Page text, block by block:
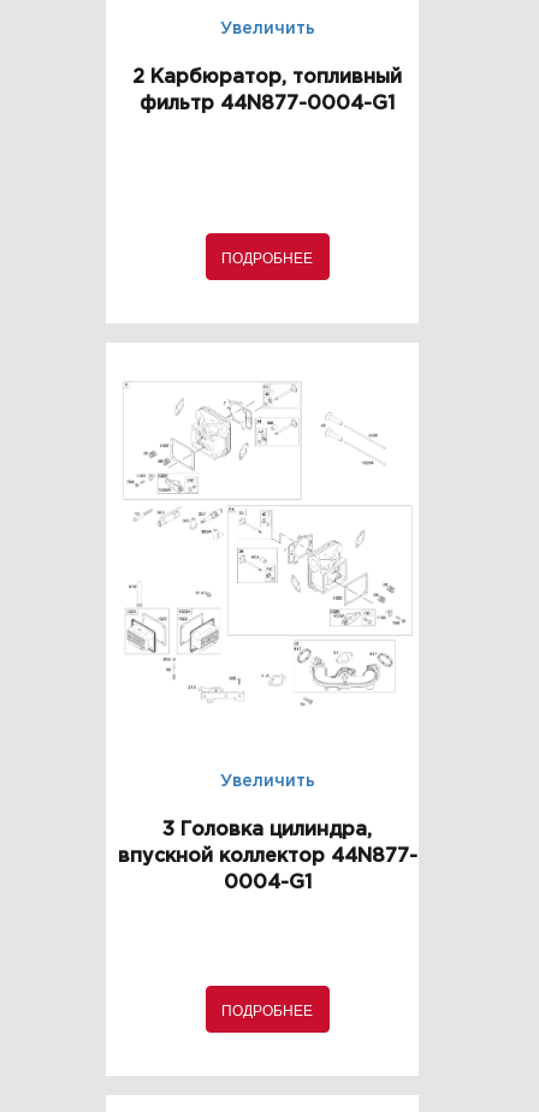
Увеличить
2 Карбюратор, топливный
фильтр 44N877-0004-G1
ПОДРОБНЕЕ
Увеличить
3 Головка цилиндра,
впускной коллектор 44N877-
0004-G1
ПОДРОБНЕЕ